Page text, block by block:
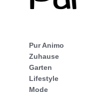
Pur Animo
Zuhause
Garten
Lifestyle
Mode